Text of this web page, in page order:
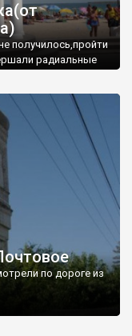
получилось,пройти
радиальные
по дороге из